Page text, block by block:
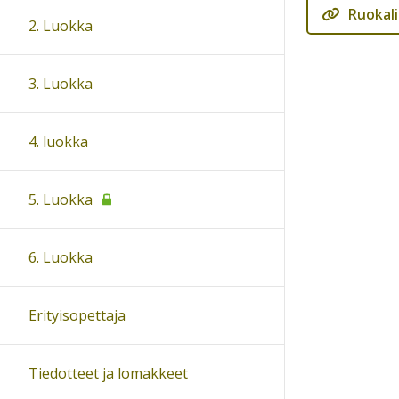
2. Luokka
3. Luokka
4. luokka
5. Luokka
6. Luokka
Erityisopettaja
Tiedotteet ja lomakkeet